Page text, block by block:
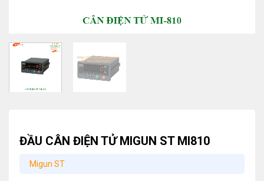
ĐẦU CÂN ĐIỆN TỬ MIGUN ST MI810
Migun ST